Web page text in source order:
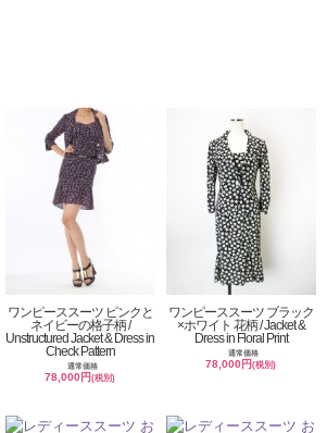
ワンピーススーツ ピンクと
ネイビーの格子柄 /
Unstructured Jacket & Dress in
Check Pattern
通常価格
78,000円(税別)
ワンピーススーツ ブラック
×ホワイト 花柄 / Jacket &
Dress in Floral Print
通常価格
78,000円(税別)